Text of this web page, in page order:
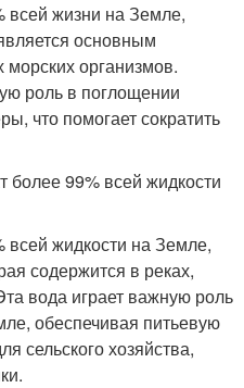
всей жизни на Земле,
основным
организмов.
роль в поглощении
что помогает сократить
99% всей жидкости
жидкости на Земле,
содержится в реках,
вода играет важную роль
обеспечивая питьевую
сельского хозяйства,